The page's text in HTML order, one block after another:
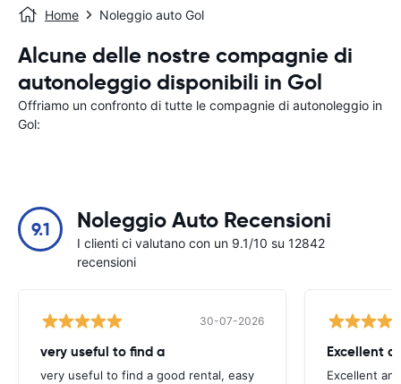
Home Noleggio auto Gol
Alcune delle nostre compagnie di
autonoleggio disponibili in Gol
Offriamo un confronto di tutte le compagnie di autonoleggio in
Gol:
9.1 Noleggio Auto Recensioni
I clienti ci valutano con un 9.1/10 su 12842
recensioni
30-07-2026
very useful to find a
very useful to find a good rental, easy
Excellent
Excellent